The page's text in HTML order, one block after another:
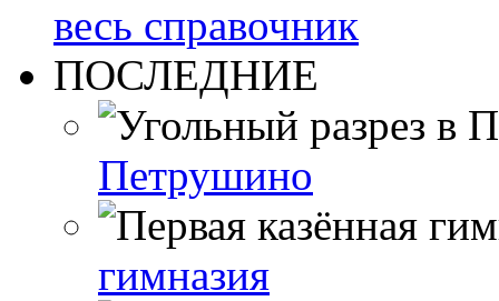
весь справочник
ПОСЛЕДНИЕ
Петрушино
гимназия